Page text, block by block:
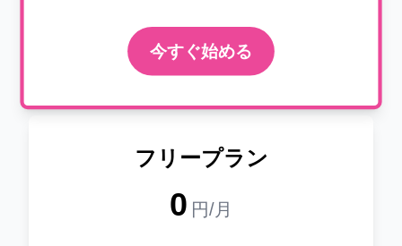
今すぐ始める
フリープラン
0 円/月